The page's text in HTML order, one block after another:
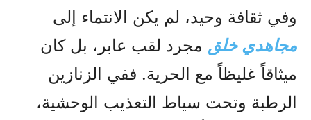
وفي ثقافة وحيد، لم يكن الانتماء إلى
مجاهدي خلق مجرد لقب عابر، بل كان
ميثاقاً غليظاً مع الحرية. ففي الزنازين
الرطبة وتحت سياط التعذيب الوحشية،